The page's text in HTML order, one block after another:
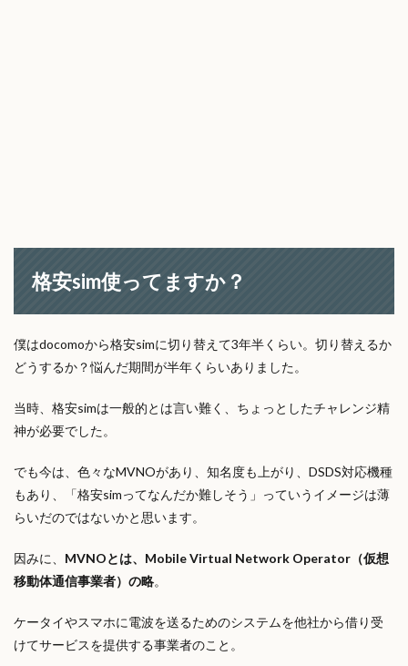
格安sim使ってますか？
僕はdocomoから格安simに切り替えて3年半くらい。切り替えるか
どうするか？悩んだ期間が半年くらいありました。
当時、格安simは一般的とは言い難く、ちょっとしたチャレンジ精
神が必要でした。
でも今は、色々なMVNOがあり、知名度も上がり、DSDS対応機種
もあり、「格安simってなんだか難しそう」っていうイメージは薄
らいだのではないかと思います。
因みに、 MVNOとは、Mobile Virtual Network Operator（仮想
移動体通信事業者）の略。
ケータイやスマホに電波を送るためのシステムを他社から借り受
けてサービスを提供する事業者のこと。